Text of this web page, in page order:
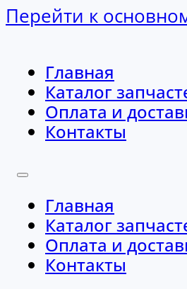
Перейти к
Главная
Каталог
Оплата и
Контакты
Главная
Каталог
Оплата и
Контакты